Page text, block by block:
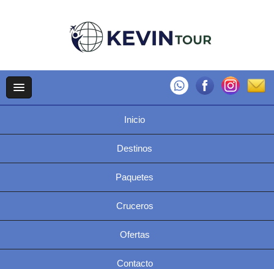
Inicio
Destinos
Paquetes
Cruceros
Ofertas
Contacto